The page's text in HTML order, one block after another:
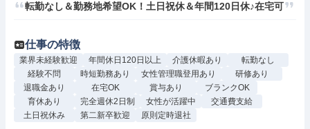
転勤なし＆勤務地希望OK！土日祝休＆年間120日休♪在宅可
仕事の特徴
業界未経験歓迎 年間休日120日以上 介護休暇あり
転勤なし
経験不問
時短勤務あり 女性管理職登用あり
研修あり
退職金あり
在宅OK 賞与あり
ブランクOK
育休あり
完全週休2日制 女性が活躍中
交通費支給
土日祝休み
第二新卒歓迎 原則定時退社